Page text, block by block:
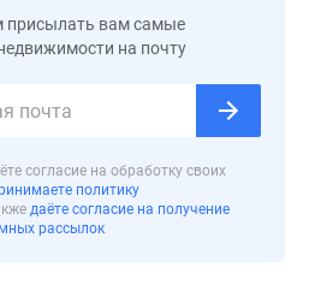
присылать вам самые
на почту
согласие на обработку своих
политику
даёте согласие на получение
рассылок